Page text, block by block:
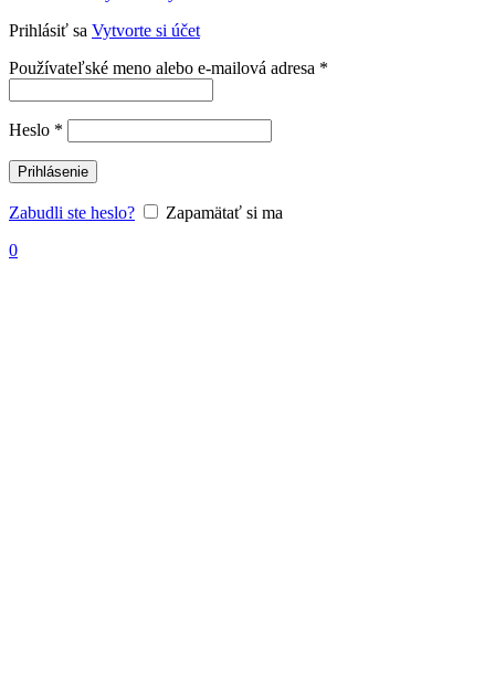
Prihlásiť sa Vytvorte si účet
Používateľské meno alebo e-mailová adresa *
Heslo *
Prihlásenie
Zabudli ste heslo?
Zapamätať si ma
0